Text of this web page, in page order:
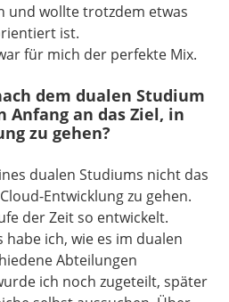
und wollte trotzdem etwas
ist.
für mich der perfekte Mix.
dem dualen Studium
Anfang an das Ziel, in
zu gehen?
dualen Studiums nicht das
Entwicklung zu gehen.
der Zeit so entwickelt.
ich, wie es im dualen
Abteilungen
ich noch zugeteilt, später